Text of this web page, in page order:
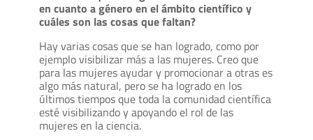
en cuanto a género en el ámbito científico y
cuáles son las cosas que faltan?
Hay varias cosas que se han logrado, como por
ejemplo visibilizar más a las mujeres. Creo que
para las mujeres ayudar y promocionar a otras es
algo más natural, pero se ha logrado en los
últimos tiempos que toda la comunidad científica
esté visibilizando y apoyando el rol de las
mujeres en la ciencia.